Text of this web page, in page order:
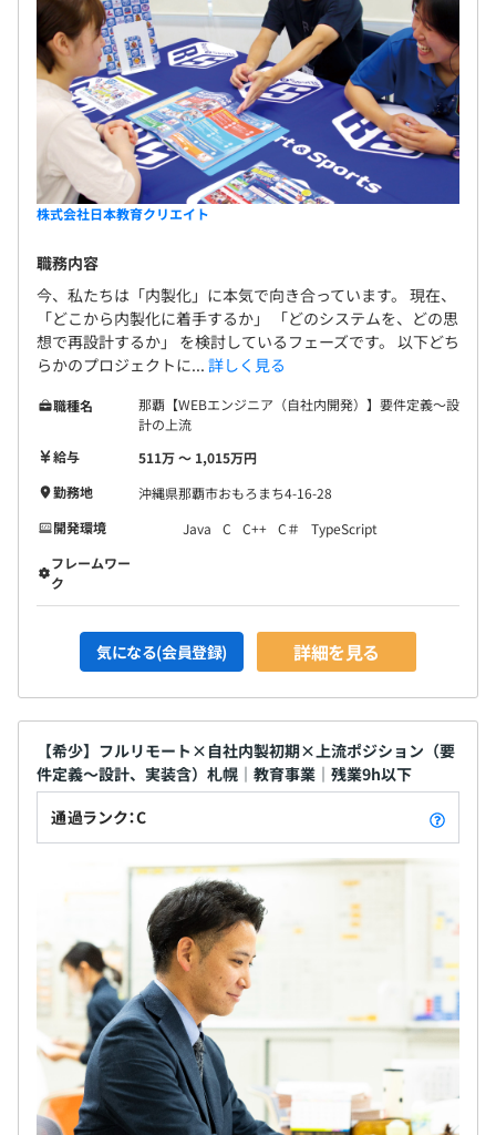
株式会社日本教育クリエイト
職務内容
今、私たちは「内製化」に本気で向き合っています。 現在、
「どこから内製化に着手するか」 「どのシステムを、どの思
想で再設計するか」 を検討しているフェーズです。 以下どち
らかのプロジェクトに... 詳しく見る
職種名
那覇【WEBエンジニア（自社内開発）】要件定義～設
計の上流
給与
511万 〜 1,015万円
勤務地
沖縄県那覇市おもろまち4-16-28
開発環境
Java C C++ C＃
TypeScript
フレームワー
ク
気になる(会員登録) 詳細を見る
【希少】フルリモート×自社内製初期×上流ポジション（要
件定義～設計、実装含）札幌｜教育事業｜残業9h以下
通過ランク：C